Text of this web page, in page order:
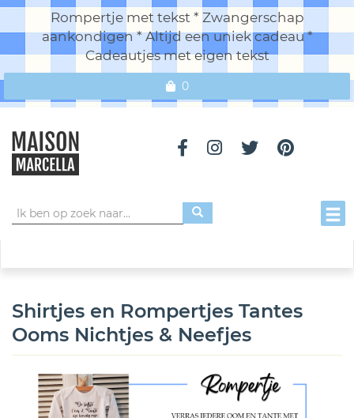
Rompertje met tekst * Zwangerschap
aankondigen * Altijd een uniek cadeau *
Cadeautjes met eigen tekst
0
Shirtjes en Rompertjes Tantes
Ooms Nichtjes & Neefjes